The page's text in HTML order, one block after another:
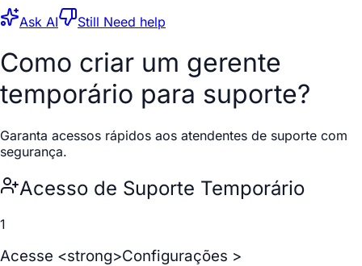
Ask AI Still Need help
Como criar um gerente
temporário para suporte?
Garanta acessos rápidos aos atendentes de suporte com
segurança.
Acesso de Suporte Temporário
1
Acesse <strong>Configurações >